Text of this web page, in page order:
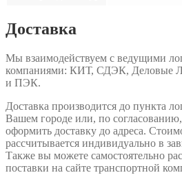
Доставка
Мы взаимодействуем с ведущими
компаниями: КИТ, СДЭК, Деловые
и ПЭК.
Доставка производится до пункта
Вашем городе или, по
оформить доставку до адреса.
рассчитывается индивидуально в
Также вы можете самостоятельно
поставки на сайте транспортной